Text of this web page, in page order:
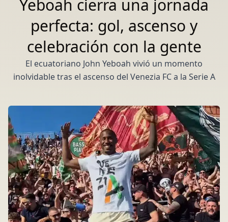
Yeboah cierra una jornada
perfecta: gol, ascenso y
celebración con la gente
El ecuatoriano John Yeboah vivió un momento
inolvidable tras el ascenso del Venezia FC a la Serie A